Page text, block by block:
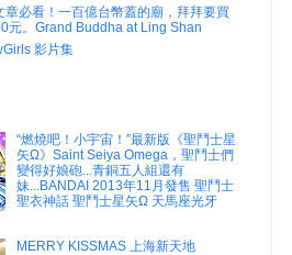
章必看！一百億台幣蓋的廟，拜拜要買
元。Grand Buddha at Ling Shan
影片集
“燃燒吧！小宇宙！”最新版《聖鬥士星
矢Ω》Saint Seiya Omega，聖鬥士們
變得好娘砲...青銅五人組還有
妹...BANDAI 2013年11月發售 聖鬥士
聖衣神話 聖鬥士星矢Ω 天馬座光牙
MERRY KISSMAS 上海新天地